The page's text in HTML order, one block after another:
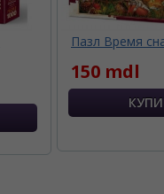
Пазл Время
150 mdl